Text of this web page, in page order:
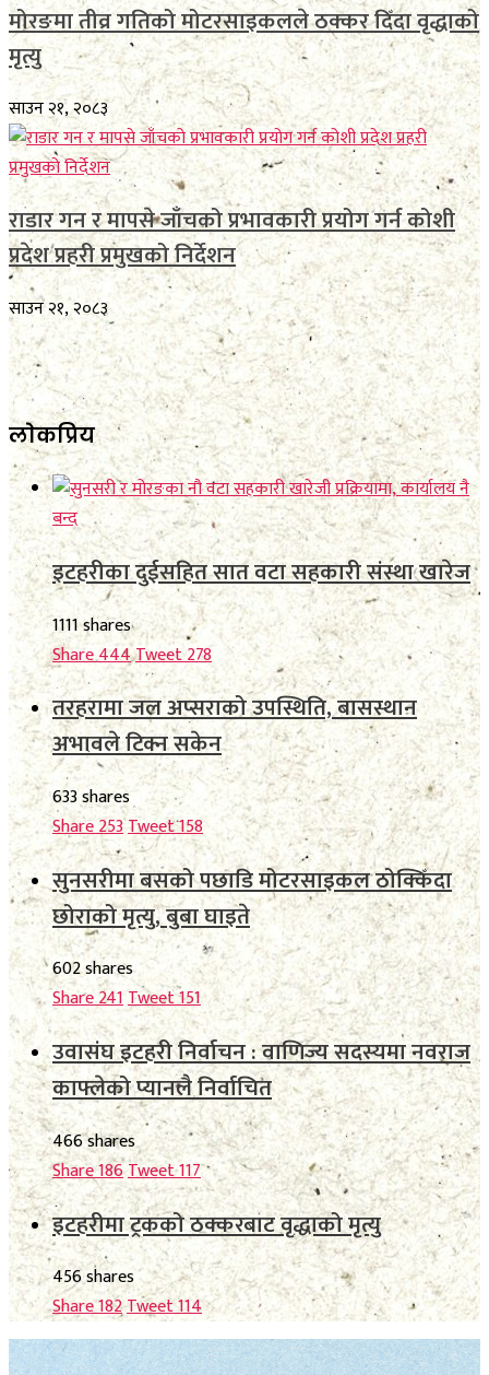
मोरङमा तीव्र गतिको मोटरसाइकलले ठक्कर दिँदा वृद्धाको
मृत्यु
साउन २१, २०८३
राडार गन र मापसे जाँचको प्रभावकारी प्रयोग गर्न कोशी
प्रदेश प्रहरी प्रमुखको निर्देशन
साउन २१, २०८३
लाेकप्रिय
इटहरीका दुईसहित सात वटा सहकारी संस्था खारेज
1111 shares
Share444Tweet278
तरहरामा जल अप्सराको उपस्थिति, बासस्थान
अभावले टिक्न सकेन
633 shares
Share253Tweet158
सुनसरीमा बसको पछाडि मोटरसाइकल ठोक्किँदा
छोराको मृत्यु, बुबा घाइते
602 shares
Share241Tweet151
उवासंघ इटहरी निर्वाचन : वाणिज्य सदस्यमा नवराज
काफ्लेको प्यानलै निर्वाचित
466 shares
Share186Tweet117
इटहरीमा ट्रकको ठक्करबाट वृद्धाको मृत्यु
456 shares
Share182Tweet114